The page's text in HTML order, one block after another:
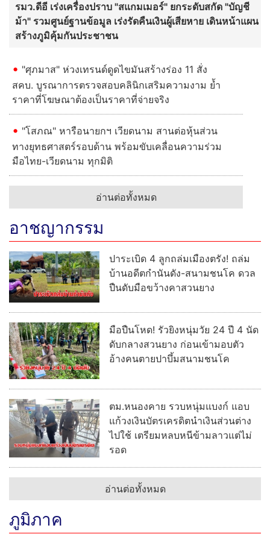
รมว.ดีอี เร่งเครื่องปราบ "สแกมเมอร์" ยกระดับสกัด "บัญชี
ม้า" รวมศูนย์ฐานข้อมูล เร่งรัดคืนเงินผู้เสียหาย เดินหน้าแผน
สร้างภูมิคุ้มกันประชาชน
"ศุภมาส" ห่วงเทรนด์ดูดไขมันสร้างร่อง 11 สั่ง
สคบ. บูรณาการตรวจสอบคลินิกเสริมความงาม ย้ำ
ราคาที่โฆษณาต้องเป็นราคาที่จ่ายจริง
"โสภณ" หารือนายกฯ เวียดนาม สานต่อหุ้นส่วน
ทางยุทธศาสตร์รอบด้าน พร้อมขับเคลื่อนความร่วม
มือไทย-เวียดนาม ทุกมิติ
อ่านต่อทั้งหมด
อาชญากรรม
ปาระเบิด 4 ลูกถล่มเมืองตรัง! ถล่ม
บ้านอดีตกำนันดัง-สนามชนโค ดวล
ปืนดับมือขว้างคาสวนยาง
มือปืนโหด! รัวยิงหนุ่มวัย 24 ปี 4 นัด
ดับกลางสวนยาง ก่อนเข้ามอบตัว
อ้างคนตายปาบึ้มสนามชนโค
ตม.หนองคาย รวบหนุ่มแบงก์ แอบ
แก้วงเงินบัตรเครดิตนำเงินส่วนต่าง
ไปใช้ เตรียมหลบหนีข้ามลาวแต่ไม่
รอด
อ่านต่อทั้งหมด
ภูมิภาค